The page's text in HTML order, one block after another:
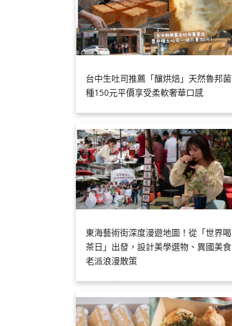
台中生吐司推薦「釀烘焙」天然魯邦菌
種150元平價享受柔軟奢華口感
東海藝術街深度漫遊地圖！從「世界喝
茶日」出發，設計美學選物、異國美食
老派浪漫散策